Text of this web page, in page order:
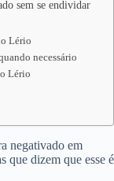
sem se endividar
Lério
necessário
Lério
negativado em
que dizem que esse é